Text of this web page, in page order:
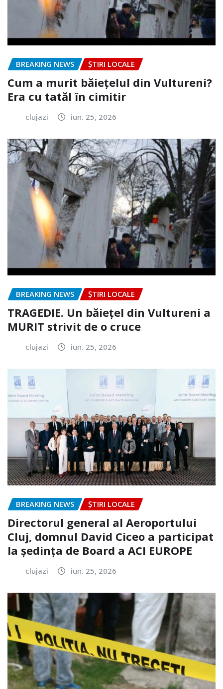
BREAKING NEWS ȘTIRI LOCALE
Cum a murit băiețelul din Vultureni?
Era cu tatăl în cimitir
clujazi iun. 25, 2026
BREAKING NEWS ȘTIRI LOCALE
TRAGEDIE. Un băiețel din Vultureni a
MURIT strivit de o cruce
clujazi iun. 25, 2026
BREAKING NEWS ȘTIRI LOCALE
Directorul general al Aeroportului
Cluj, domnul David Ciceo a participat
la ședința de Board a ACI EUROPE
clujazi iun. 25, 2026